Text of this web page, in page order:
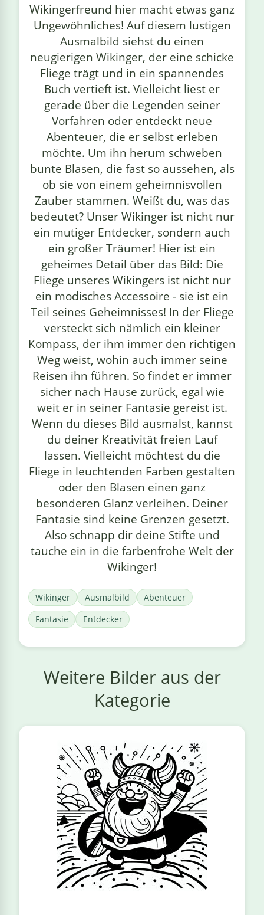
Wikingerfreund hier macht etwas ganz
Ungewöhnliches! Auf diesem lustigen
Ausmalbild siehst du einen
neugierigen Wikinger, der eine schicke
Fliege trägt und in ein spannendes
Buch vertieft ist. Vielleicht liest er
gerade über die Legenden seiner
Vorfahren oder entdeckt neue
Abenteuer, die er selbst erleben
möchte. Um ihn herum schweben
bunte Blasen, die fast so aussehen, als
ob sie von einem geheimnisvollen
Zauber stammen. Weißt du, was das
bedeutet? Unser Wikinger ist nicht nur
ein mutiger Entdecker, sondern auch
ein großer Träumer! Hier ist ein
geheimes Detail über das Bild: Die
Fliege unseres Wikingers ist nicht nur
ein modisches Accessoire - sie ist ein
Teil seines Geheimnisses! In der Fliege
versteckt sich nämlich ein kleiner
Kompass, der ihm immer den richtigen
Weg weist, wohin auch immer seine
Reisen ihn führen. So findet er immer
sicher nach Hause zurück, egal wie
weit er in seiner Fantasie gereist ist.
Wenn du dieses Bild ausmalst, kannst
du deiner Kreativität freien Lauf
lassen. Vielleicht möchtest du die
Fliege in leuchtenden Farben gestalten
oder den Blasen einen ganz
besonderen Glanz verleihen. Deiner
Fantasie sind keine Grenzen gesetzt.
Also schnapp dir deine Stifte und
tauche ein in die farbenfrohe Welt der
Wikinger!
Wikinger Ausmalbild
Abenteuer
Fantasie
Entdecker
Weitere Bilder aus der
Kategorie